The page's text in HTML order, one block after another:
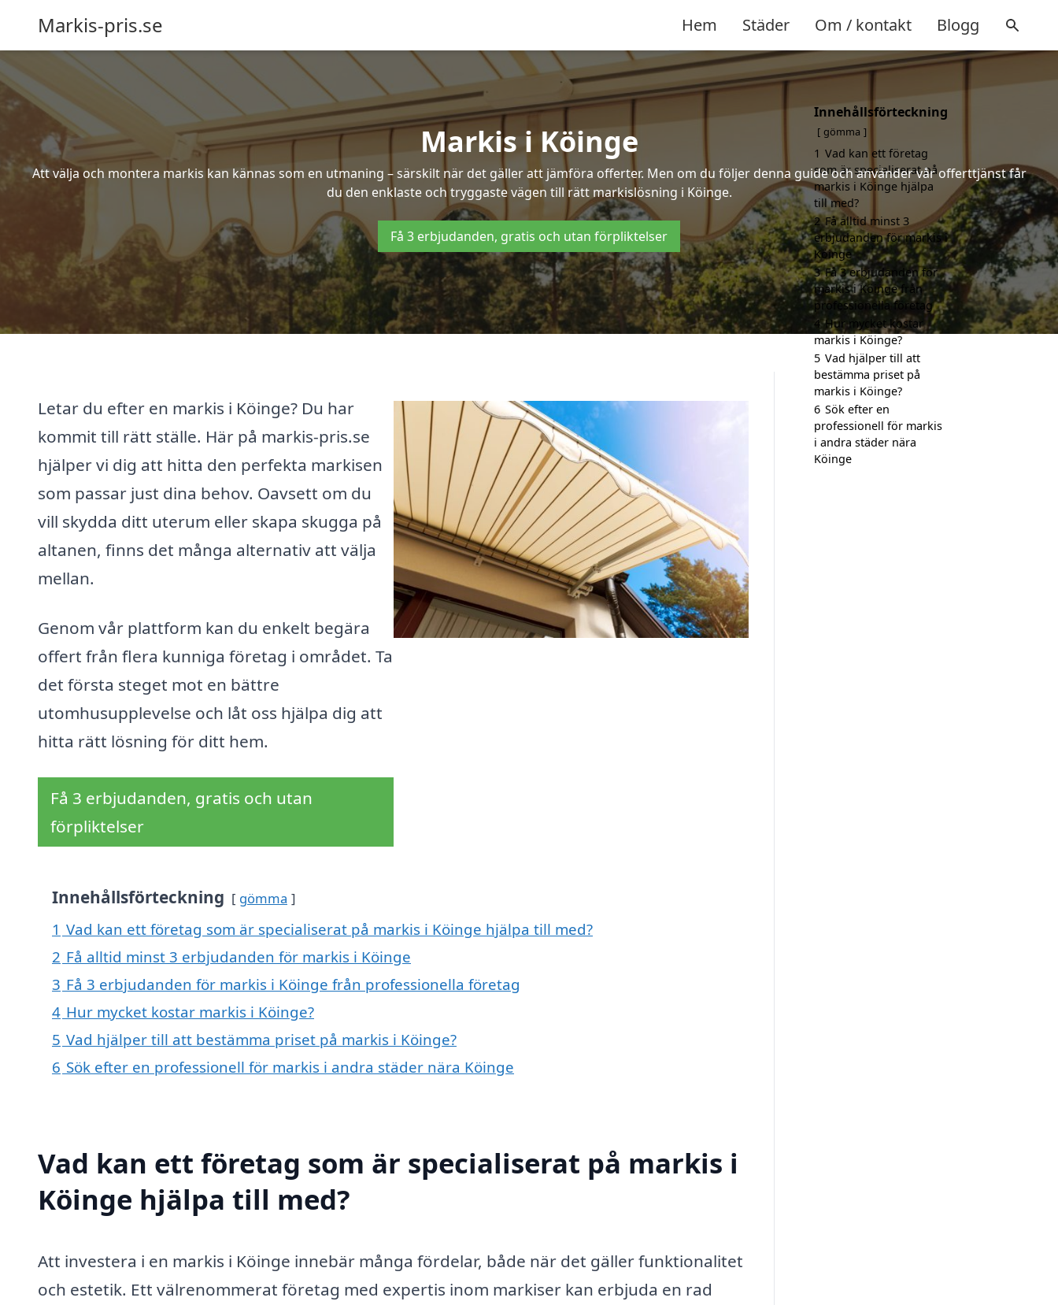
Markis-pris.se Hem Städer Om / kontakt Blogg
Markis i Köinge
Att välja och montera markis kan kännas som en utmaning – särskilt när det gäller att jämföra offerter. Men om du följer denna guide och använder vår offerttjänst får
du den enklaste och tryggaste vägen till rätt markislösning i Köinge.
Få 3 erbjudanden, gratis och utan förpliktelser
Letar du efter en markis i Köinge? Du har
kommit till rätt ställe. Här på markis-pris.se
hjälper vi dig att hitta den perfekta markisen
som passar just dina behov. Oavsett om du
vill skydda ditt uterum eller skapa skugga på
altanen, finns det många alternativ att välja
mellan.
Genom vår plattform kan du enkelt begära
offert från flera kunniga företag i området. Ta
det första steget mot en bättre
utomhusupplevelse och låt oss hjälpa dig att
hitta rätt lösning för ditt hem.
Få 3 erbjudanden, gratis och utan
förpliktelser
Innehållsförteckning gömma
1 Vad kan ett företag som är specialiserat på markis i Köinge hjälpa till med?
2 Få alltid minst 3 erbjudanden för markis i Köinge
3 Få 3 erbjudanden för markis i Köinge från professionella företag
4 Hur mycket kostar markis i Köinge?
5 Vad hjälper till att bestämma priset på markis i Köinge?
6 Sök efter en professionell för markis i andra städer nära Köinge
Vad kan ett företag som är specialiserat på markis i
Köinge hjälpa till med?
Att investera i en markis i Köinge innebär många fördelar, både när det gäller funktionalitet
och estetik. Ett välrenommerat företag med expertis inom markiser kan erbjuda en rad
Innehållsförteckning
gömma
1 Vad kan ett företag
som är specialiserat på
markis i Köinge hjälpa
till med?
2 Få alltid minst 3
erbjudanden för markis i
Köinge
3 Få 3 erbjudanden för
markis i Köinge från
professionella företag
4 Hur mycket kostar
markis i Köinge?
5 Vad hjälper till att
bestämma priset på
markis i Köinge?
6 Sök efter en
professionell för markis
i andra städer nära
Köinge